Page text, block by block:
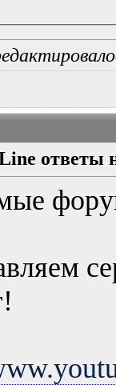
ответы